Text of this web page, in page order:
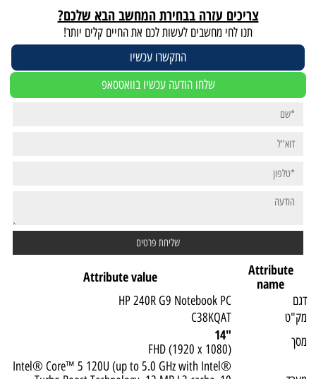
צריכים עזרה בבחירת המחשב הבא שלכם?
תנו לחי מחשבים לעשות לכם את החיים קלים יותר!
התקשרו עכשיו
שלחו הודעה עכשיו בוואטסאפ
Attribute
name
Attribute value
דגם
HP 240R G9 Notebook PC
מק"ט
C38KQAT
מסך
"14
FHD (1920 x 1080)
Intel® Core™ 5 120U (up to 5.0 GHz with Intel®